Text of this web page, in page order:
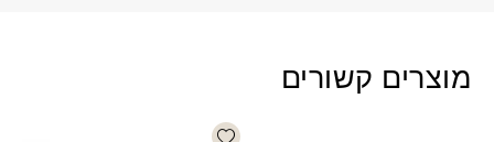
מוצרים קשורים
Add wishlist